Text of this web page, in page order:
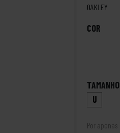
OAKLEY
COR
TAMANHO
U
Por apenas